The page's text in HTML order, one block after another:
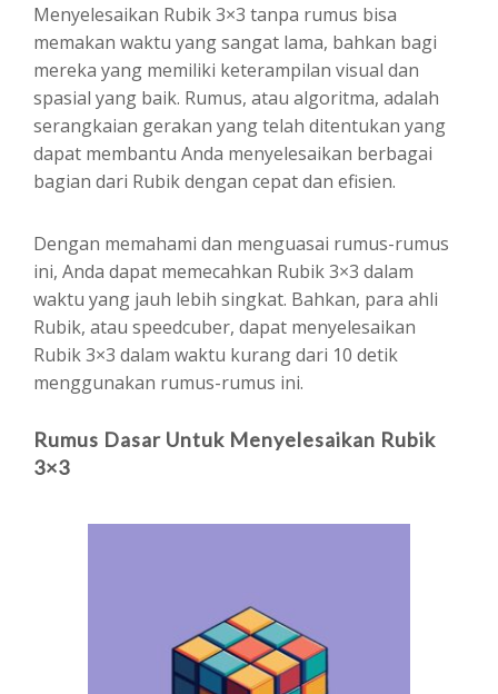
Menyelesaikan Rubik 3×3 tanpa rumus bisa
memakan waktu yang sangat lama, bahkan bagi
mereka yang memiliki keterampilan visual dan
spasial yang baik. Rumus, atau algoritma, adalah
serangkaian gerakan yang telah ditentukan yang
dapat membantu Anda menyelesaikan berbagai
bagian dari Rubik dengan cepat dan efisien.
Dengan memahami dan menguasai rumus-rumus
ini, Anda dapat memecahkan Rubik 3×3 dalam
waktu yang jauh lebih singkat. Bahkan, para ahli
Rubik, atau speedcuber, dapat menyelesaikan
Rubik 3×3 dalam waktu kurang dari 10 detik
menggunakan rumus-rumus ini.
Rumus Dasar Untuk Menyelesaikan Rubik
3×3